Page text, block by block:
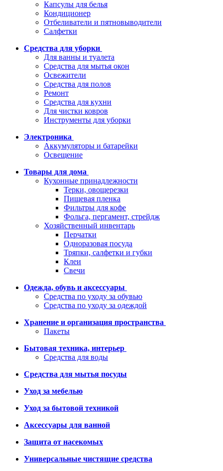
Капсулы для белья
Кондиционер
Отбеливатели и пятновыводители
Салфетки
Средства для уборки
Для ванны и туалета
Средства для мытья окон
Освежители
Средства для полов
Ремонт
Средства для кухни
Для чистки ковров
Инструменты для уборки
Электроника
Аккумуляторы и батарейки
Освещение
Товары для дома
Кухонные принадлежности
Терки, овощерезки
Пищевая пленка
Фильтры для кофе
Фольга, пергамент, стрейдж
Хозяйственный инвентарь
Перчатки
Одноразовая посуда
Тряпки, салфетки и губки
Клеи
Свечи
Одежда, обувь и аксессуары
Средства по уходу за обувью
Средства по уходу за одеждой
Хранение и организация пространства
Пакеты
Бытовая техника, интерьер
Средства для воды
Средства для мытья посуды
Уход за мебелью
Уход за бытовой техникой
Аксессуары для ванной
Защита от насекомых
Универсальные чистящие средства